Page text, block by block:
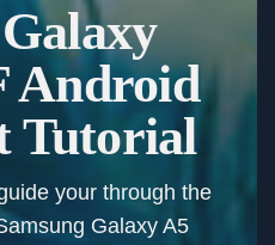
Android
Tutorial
your through the
Galaxy A5